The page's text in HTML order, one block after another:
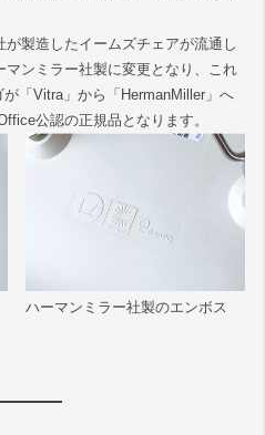
製造したイームズチェアが流通し
ンミラー社製に変更となり、これ
「Vitra」から「HermanMiller」へ
公認の正規品となります。
ハーマンミラー社製のエンボス